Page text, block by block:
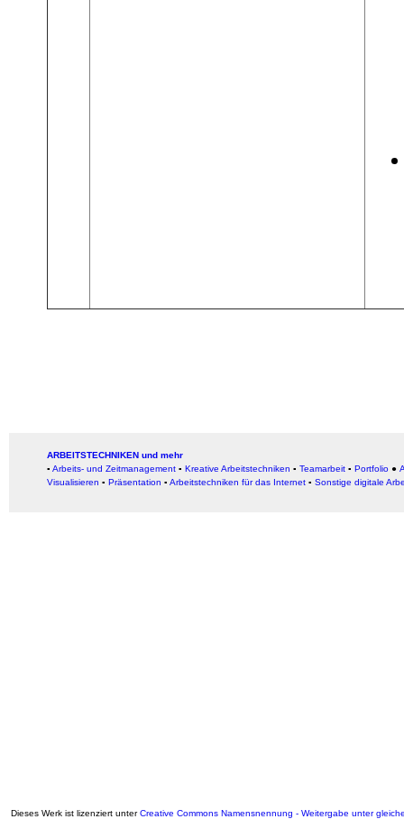
ARBEITSTECHNIKEN und mehr
▪ Arbeits- und Zeitmanagement ▪ Kreative Arbeitstechniken ▪ Teamarbeit ▪ Portfolio ●
Visualisieren ▪ Präsentation ▪ Arbeitstechniken für das Internet ▪ Sonstige digitale
Dieses Werk ist lizenziert unterCreative Commons Namensnennung - Weitergabe unter